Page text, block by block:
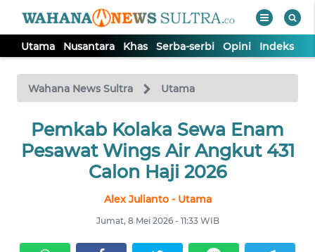
Utama Nusantara Khas Serba-serbi Opini Indeks
Wahana News Sultra Utama
Pemkab Kolaka Sewa Enam
Pesawat Wings Air Angkut 431
Calon Haji 2026
Alex Julianto - Utama
Jumat, 8 Mei 2026 - 11:33 WIB
TV
Tutup
UTAMA
SERBA-